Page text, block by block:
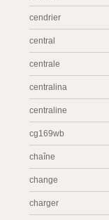
cendrier
central
centrale
centralina
centraline
cg169wb
chaîne
change
charger